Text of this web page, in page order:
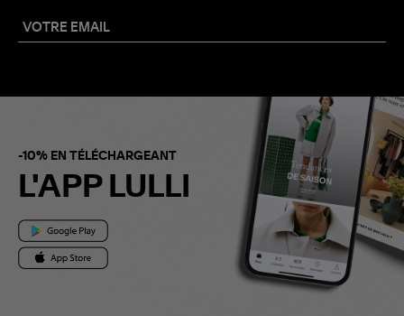
-10% EN TÉLÉCHARGEANT
L'APP LULLI